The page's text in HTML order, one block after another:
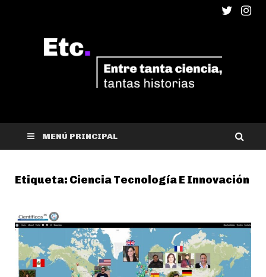
ETC
MENÚ PRINCIPAL
Etiqueta: Ciencia Tecnología E Innovación